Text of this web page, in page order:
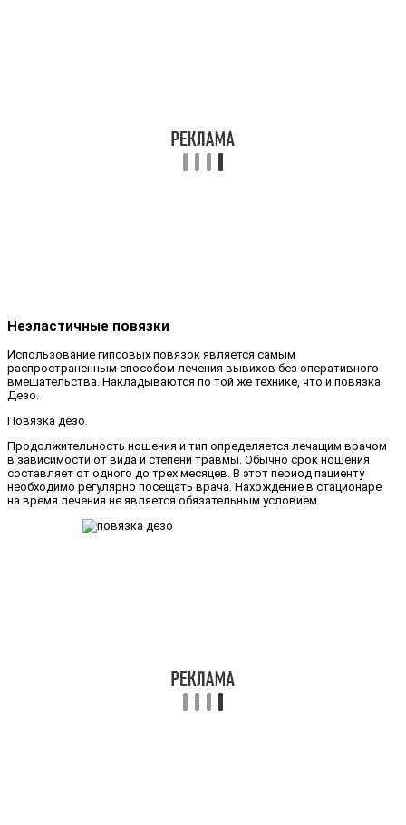
Неэластичные повязки
Использование гипсовых повязок является самым
распространенным способом лечения вывихов без оперативного
вмешательства. Накладываются по той же технике, что и повязка
Дезо.
Повязка дезо.
Продолжительность ношения и тип определяется лечащим врачом
в зависимости от вида и степени травмы. Обычно срок ношения
составляет от одного до трех месяцев. В этот период пациенту
необходимо регулярно посещать врача. Нахождение в стационаре
на время лечения не является обязательным условием.